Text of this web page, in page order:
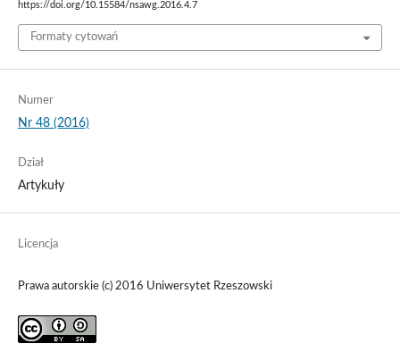
https://doi.org/10.15584/nsawg.2016.4.7
Formaty cytowań
Numer
Nr 48 (2016)
Dział
Artykuły
Licencja
Prawa autorskie (c) 2016 Uniwersytet Rzeszowski